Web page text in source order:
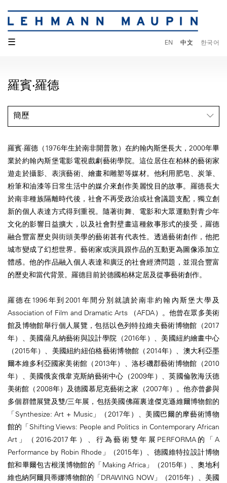
☰ EN 中文 한국어
羅賓·羅德
簡歷
羅賓·羅德（1976年生於南非開普敦）在約翰內斯堡長大，2000年畢
業於約翰內斯堡電影電視戲劇藝術學院。這位居住在柏林的藝術家
遊走於攝影、表演藝術、繪畫和雕塑等媒材。他利用肥皂、炭筆、
粉筆和油漆等日常生活中的媒介來創作美麗悅目的故事。羅德長大
於南非種族隔離時代後，社會不再受政治或社會議題支配，獨立創
新的個人表達方式得到重視。隨著街舞、電影和大眾運動對青少年
文化的影響日益擴大，以及社會對壁畫這種敘事形式的接受，羅德
融合豐富歷史與街頭美學的藝術甚有代表性。透過藝術創作，他把
城市變成了幻想世界。藝術家或演員跟作品的互動更為圖像添加立
體感。他的作品融入個人表達和廣泛的社會經濟問題，並混合豐富
的歷史和當代背景。羅德目前於德國柏林定居及從事藝術創作。
羅德在1996年到2001年間分別就讀於南非約翰內斯堡大學及
Association of Film and Dramatic Arts （AFDA）。他曾在眾多美術
館及博物館舉行個人展覽，包括以色列特拉維夫藝術博物館（2017
年）、美國薩凡納藝術與設計學院（2016年）、美國紐約繪畫中心
（2015年）、美國紐約紐伯格藝術博物館（2014年）、澳大利亞墨
爾本維多利亞國家美術館（2013年）、洛杉磯郡藝術博物館（2010
年）、美國俄亥俄韋克斯納藝術中心（2009年）、英國倫敦海沃德
美術館（2008年）及德國慕尼克藝術之家（2007年）。他亦曾參與
多個群體展覽及雙/三年展，包括美國佛羅裏達傑克遜維爾博物館的
「Synthesize: Art + Music」（2017年）、美國巴爾的摩藝術博物
館的「Shifting Views: People and Politics in Contemporary African
Art」（2016-2017年）、行為藝術雙年展PERFORMA的「A
Performance by Robin Rhode」（2015年）、德國維特拉設計博物
館和畢爾包古根漢博物館的「Making Africa」（2015年）、奧地利
維也納阿爾貝蒂娜博物館的「DRAWING NOW」（2015年）、美國